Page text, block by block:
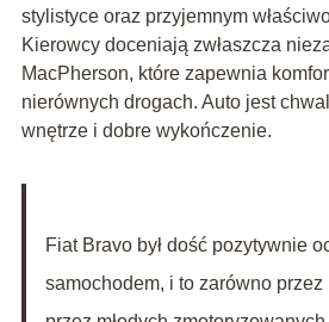
stylistyce oraz przyjemnym
Kierowcy doceniają zwłaszcza
MacPherson, które zapewnia
nierównych drogach. Auto jest
wnętrze i dobre wykończenie.
Fiat Bravo był dość pozytywnie
samochodem, i to zarówno przez